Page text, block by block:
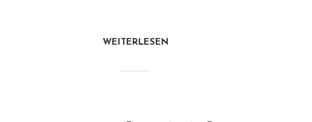
WEITERLESEN